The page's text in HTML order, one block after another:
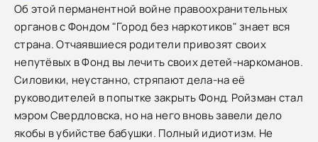
Об этой перманентной войне правоохранительных
органов с Фондом "Город без наркотиков" знает вся
страна. Отчаявшиеся родители привозят своих
непутёвых в Фонд вы лечить своих детей-наркоманов.
Силовики, неустанно, стряпают дела-на её
руководителей в попытке закрыть Фонд. Ройзман стал
мэром Свердловска, но на него вновь завели дело
якобы в убийстве бабушки. Полный идиотизм. Не